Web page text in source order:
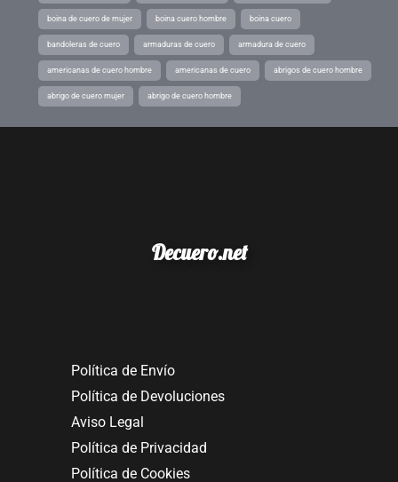
boina de cuero de mujer boina cuero hombre boina cuero
bandoleras de cuero armaduras de cuero armadura de cuero
americanas de cuero hombre americanas de cuero abrigos de cuero hombre
abrigo de cuero mujer abrigo de cuero hombre
Decuero.net
Política de Envío
Política de Devoluciones
Aviso Legal
Política de Privacidad
Política de Cookies